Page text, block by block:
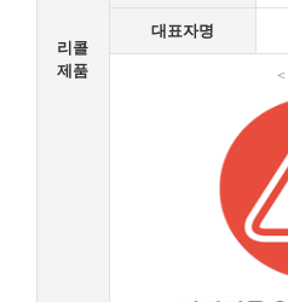
리콜
제품
대표자명